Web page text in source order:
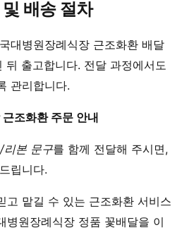
배송 절차
대병원장례식장 근조화환 배달
뒤 출고합니다. 전달 과정에서도
관리합니다.
조화환 주문 안내
리본 문구를 함께 전달해 주시면,
립니다.
고 맡길 수 있는 근조화환 서비스
병원장례식장 정품 꽃배달을 이